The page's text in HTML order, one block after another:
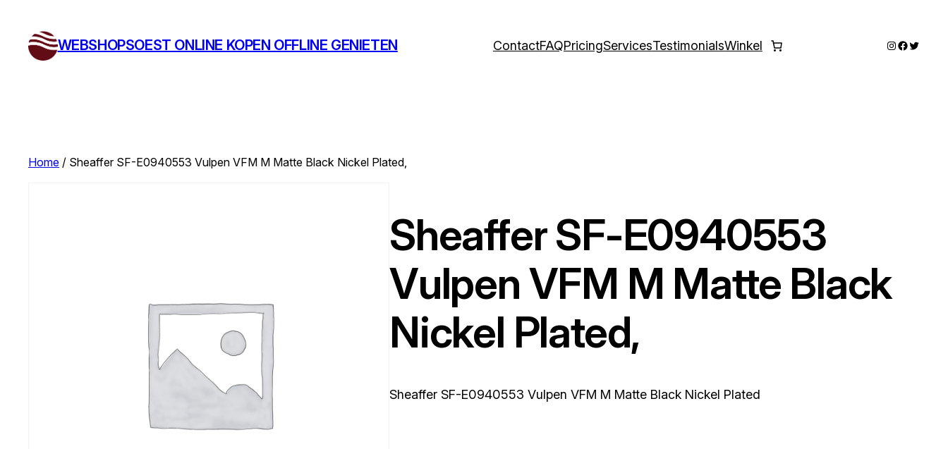
WEBSHOPSOEST ONLINE KOPEN OFFLINE GENIETEN ContactFAQPricingServicesTestimonialsWinkel Instagram
Twitter
Home / Sheaffer SF-E0940553 Vulpen VFM M Matte Black Nickel Plated,
Sheaffer SF-E0940553
Vulpen VFM M Matte Black
Nickel Plated,
Sheaffer SF-E0940553 Vulpen VFM M Matte Black Nickel Plated